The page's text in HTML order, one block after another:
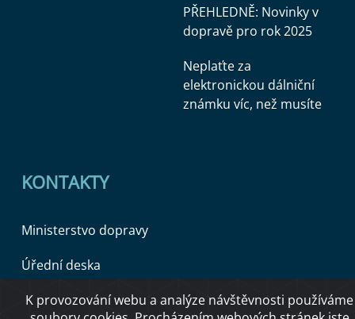
PŘEHLEDNĚ: Novinky v
dopravě pro rok 2025
Neplaťte za
elektronickou dálniční
známku víc, než musíte
KONTAKTY
Ministerstvo dopravy
Úřední deska
K provozování webu a analýze návštěvnosti používáme